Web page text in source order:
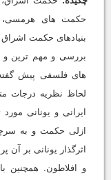
حکمت های هرمسی،
بنیادهای حکمت
بررسی و مهم ترین و
های فلسفی پیش
لحاظ نظریه درجات
ایرانی و یونانی
ازلی حکمت و به
اثرگذار یونانی بر آن
و افلاطون. همچنین